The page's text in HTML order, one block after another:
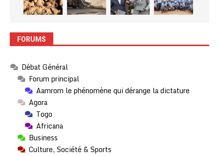
FORUMS
Débat Général
Forum principal
Aamrom le phénomène qui dérange la dictature
Agora
Togo
Africana
Business
Culture, Société & Sports